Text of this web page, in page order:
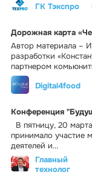
ГК Тэкспро
Дорожная карта
Автор материала –
разработки
партнером
Digital4food
Конференция
В пятницу, 20
принимало участие
деятелей и...
Главный
технолог